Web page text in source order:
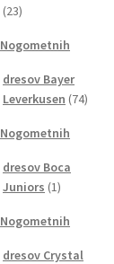
2323
Nogometnih
dresov Bayer
Leverkusen 7474
Nogometnih
dresov Boca
Juniors 11
Nogometnih
dresov Crystal